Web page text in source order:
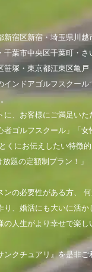
宿区新宿・埼玉県川
葉市中央区千葉町・
塚・東京都江東区亀
ンドアゴルフスクール
、お客様にご満足いた
ゴルフスクール」「
にお伝えしたい特徴
題の定額制プラン！
の必要性がある方、
、婚活にも大いに活か
人生がより幸せで楽し
クチュアリ』を是非ご